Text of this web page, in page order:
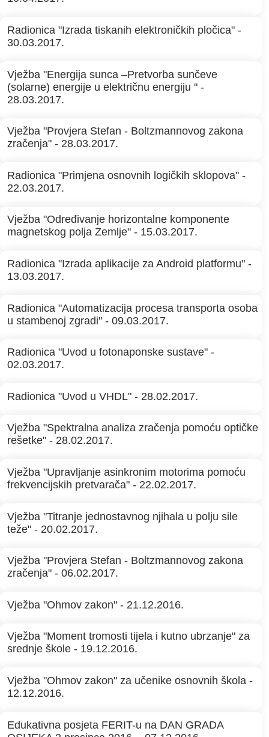
Radionica "Izrada tiskanih elektroničkih pločica" -
30.03.2017.
Vježba "Energija sunca –Pretvorba sunčeve
(solarne) energije u električnu energiju " -
28.03.2017.
Vježba "Provjera Stefan - Boltzmannovog zakona
zračenja" - 28.03.2017.
Radionica "Primjena osnovnih logičkih sklopova" -
22.03.2017.
Vježba "Određivanje horizontalne komponente
magnetskog polja Zemlje" - 15.03.2017.
Radionica "Izrada aplikacije za Android platformu" -
13.03.2017.
Radionica "Automatizacija procesa transporta osoba
u stambenoj zgradi" - 09.03.2017.
Radionica "Uvod u fotonaponske sustave" -
02.03.2017.
Radionica "Uvod u VHDL" - 28.02.2017.
Vježba "Spektralna analiza zračenja pomoću optičke
rešetke" - 28.02.2017.
Vježba "Upravljanje asinkronim motorima pomoću
frekvencijskih pretvarača" - 22.02.2017.
Vježba "Titranje jednostavnog njihala u polju sile
teže" - 20.02.2017.
Vježba "Provjera Stefan - Boltzmannovog zakona
zračenja" - 06.02.2017.
Vježba "Ohmov zakon" - 21.12.2016.
Vježba "Moment tromosti tijela i kutno ubrzanje" za
srednje škole - 19.12.2016.
Vježba "Ohmov zakon" za učenike osnovnih škola -
12.12.2016.
Edukativna posjeta FERIT-u na DAN GRADA